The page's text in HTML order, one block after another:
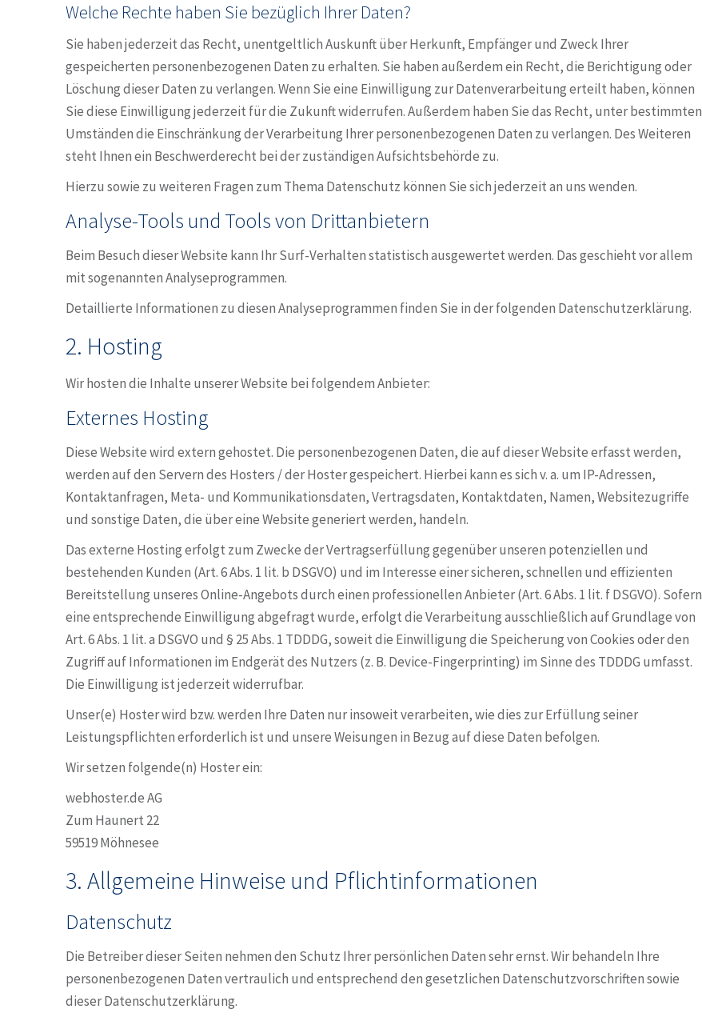
Welche Rechte haben Sie bezüglich Ihrer Daten?
Sie haben jederzeit das Recht, unentgeltlich Auskunft über Herkunft, Empfänger und Zweck Ihrer
gespeicherten personenbezogenen Daten zu erhalten. Sie haben außerdem ein Recht, die Berichtigung oder
Löschung dieser Daten zu verlangen. Wenn Sie eine Einwilligung zur Datenverarbeitung erteilt haben, können
Sie diese Einwilligung jederzeit für die Zukunft widerrufen. Außerdem haben Sie das Recht, unter bestimmten
Umständen die Einschränkung der Verarbeitung Ihrer personenbezogenen Daten zu verlangen. Des Weiteren
steht Ihnen ein Beschwerderecht bei der zuständigen Aufsichtsbehörde zu.
Hierzu sowie zu weiteren Fragen zum Thema Datenschutz können Sie sich jederzeit an uns wenden.
Analyse-Tools und Tools von Dritt­anbietern
Beim Besuch dieser Website kann Ihr Surf-Verhalten statistisch ausgewertet werden. Das geschieht vor allem
mit sogenannten Analyseprogrammen.
Detaillierte Informationen zu diesen Analyseprogrammen finden Sie in der folgenden Datenschutzerklärung.
2. Hosting
Wir hosten die Inhalte unserer Website bei folgendem Anbieter:
Externes Hosting
Diese Website wird extern gehostet. Die personenbezogenen Daten, die auf dieser Website erfasst werden,
werden auf den Servern des Hosters / der Hoster gespeichert. Hierbei kann es sich v. a. um IP-Adressen,
Kontaktanfragen, Meta- und Kommunikationsdaten, Vertragsdaten, Kontaktdaten, Namen, Websitezugriffe
und sonstige Daten, die über eine Website generiert werden, handeln.
Das externe Hosting erfolgt zum Zwecke der Vertragserfüllung gegenüber unseren potenziellen und
bestehenden Kunden (Art. 6 Abs. 1 lit. b DSGVO) und im Interesse einer sicheren, schnellen und effizienten
Bereitstellung unseres Online-Angebots durch einen professionellen Anbieter (Art. 6 Abs. 1 lit. f DSGVO). Sofern
eine entsprechende Einwilligung abgefragt wurde, erfolgt die Verarbeitung ausschließlich auf Grundlage von
Art. 6 Abs. 1 lit. a DSGVO und § 25 Abs. 1 TDDDG, soweit die Einwilligung die Speicherung von Cookies oder den
Zugriff auf Informationen im Endgerät des Nutzers (z. B. Device-Fingerprinting) im Sinne des TDDDG umfasst.
Die Einwilligung ist jederzeit widerrufbar.
Unser(e) Hoster wird bzw. werden Ihre Daten nur insoweit verarbeiten, wie dies zur Erfüllung seiner
Leistungspflichten erforderlich ist und unsere Weisungen in Bezug auf diese Daten befolgen.
Wir setzen folgende(n) Hoster ein:
webhoster.de AG
Zum Haunert 22
59519 Möhnesee
3. Allgemeine Hinweise und Pflicht­informationen
Datenschutz
Die Betreiber dieser Seiten nehmen den Schutz Ihrer persönlichen Daten sehr ernst. Wir behandeln Ihre
personenbezogenen Daten vertraulich und entsprechend den gesetzlichen Datenschutzvorschriften sowie
dieser Datenschutzerklärung.